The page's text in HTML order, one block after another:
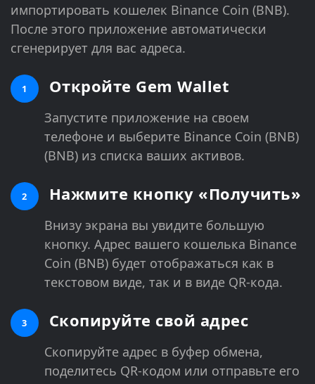
импортировать кошелек Binance Coin (BNB).
После этого приложение автоматически
сгенерирует для вас адреса.
1 Откройте Gem Wallet
Запустите приложение на своем
телефоне и выберите Binance Coin (BNB)
(BNB) из списка ваших активов.
2 Нажмите кнопку «Получить»
Внизу экрана вы увидите большую
кнопку. Адрес вашего кошелька Binance
Coin (BNB) будет отображаться как в
текстовом виде, так и в виде QR-кода.
3 Скопируйте свой адрес
Скопируйте адрес в буфер обмена,
поделитесь QR-кодом или отправьте его